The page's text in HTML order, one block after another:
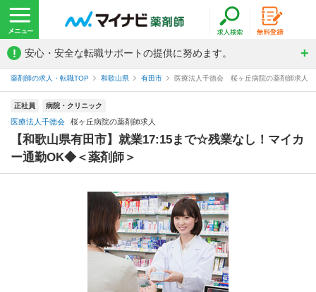
! 安心・安全な転職サポートの提供に努めます。
薬剤師の求人・転職TOP 和歌山県 有田市 医療法人千徳会 桜ヶ丘病院の薬剤師求人
正社員 病院・クリニック
医療法人千徳会 桜ヶ丘病院の薬剤師求人
【和歌山県有田市】就業17:15まで☆残業なし！マイカ
ー通勤OK◆＜薬剤師＞